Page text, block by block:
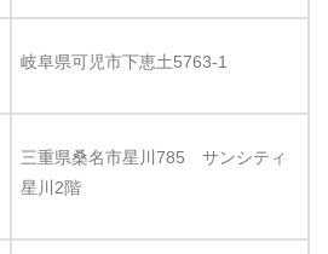
岐阜県可児市下恵土5763-1
三重県桑名市星川785 サンシティ
星川2階